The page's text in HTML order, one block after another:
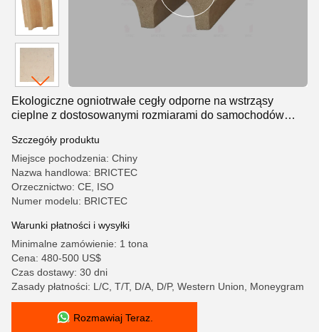
Ekologiczne ogniotrwałe cegły odporne na wstrząsy
cieplne z dostosowanymi rozmiarami do samochodów
Szczegóły produktu
Miejsce pochodzenia: Chiny
Nazwa handlowa: BRICTEC
Orzecznictwo: CE, ISO
Numer modelu: BRICTEC
Warunki płatności i wysyłki
Minimalne zamówienie: 1 tona
Cena: 480-500 US$
Czas dostawy: 30 dni
Zasady płatności: L/C, T/T, D/A, D/P, Western Union, Moneygram
Rozmawiaj Teraz.